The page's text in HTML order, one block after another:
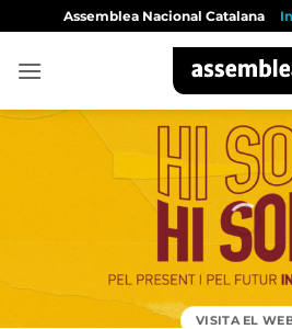
content
Assemblea Nacional Catalana
VISITA EL